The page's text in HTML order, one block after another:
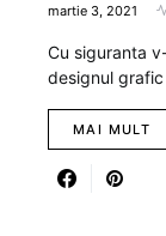
martie 3, 2021
Cu siguranta
designul
MAI MULT